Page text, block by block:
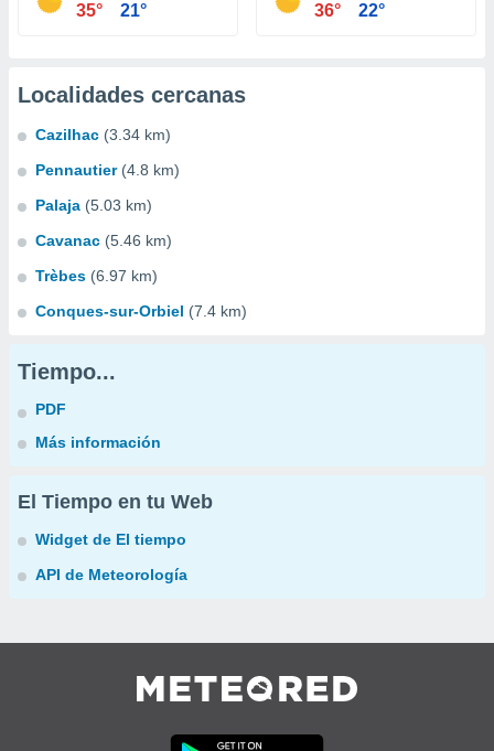
35° 21° 36° 22°
Localidades cercanas
Cazilhac (3.34 km)
Pennautier (4.8 km)
Palaja (5.03 km)
Cavanac (5.46 km)
Trèbes (6.97 km)
Conques-sur-Orbiel (7.4 km)
Tiempo...
PDF
Más información
El Tiempo en tu Web
Widget de El tiempo
API de Meteorología